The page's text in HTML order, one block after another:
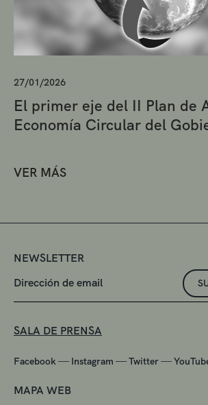
27/01/2026
El primer eje del II Plan de
Economía Circular del
VER MÁS
NEWSLETTER
SALA DE PRENSA
Facebook — Instagram —Twitter—
MAPA WEB